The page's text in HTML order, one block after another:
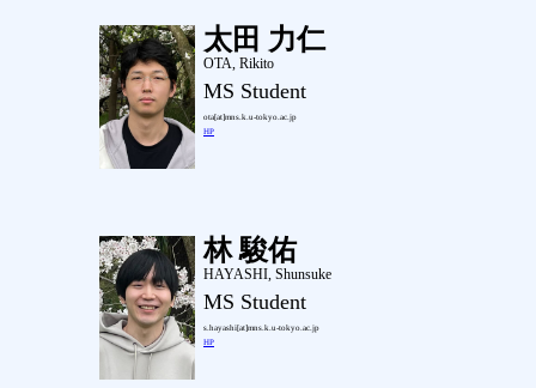
太田 力仁
OTA, Rikito
MS Student
ota[at]mns.k.u-tokyo.ac.jp
HP
林 駿佑
HAYASHI, Shunsuke
MS Student
s.hayashi[at]mns.k.u-tokyo.ac.jp
HP